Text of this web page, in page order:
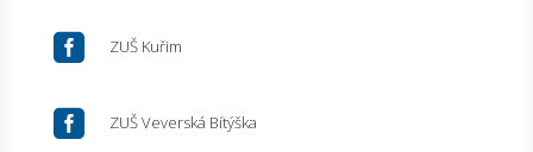
 ZUŠ Kuřim
 ZUŠ Veverská Bítýška